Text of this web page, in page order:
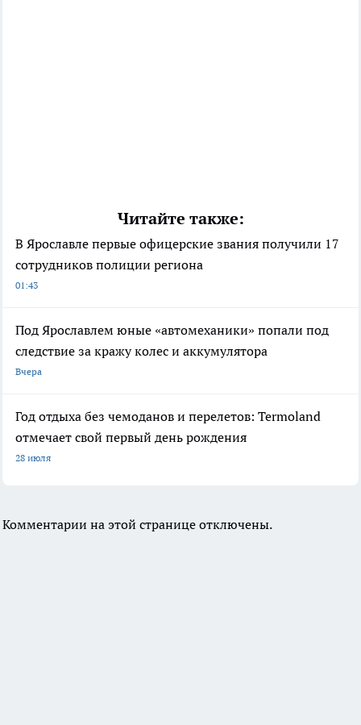
Читайте также:
В Ярославле первые офицерские звания получили 17
сотрудников полиции региона
01:43
Под Ярославлем юные «автомеханики» попали под
следствие за кражу колес и аккумулятора
Вчера
Год отдыха без чемоданов и перелетов: Termoland
отмечает свой первый день рождения
28 июля
Комментарии на этой странице отключены.